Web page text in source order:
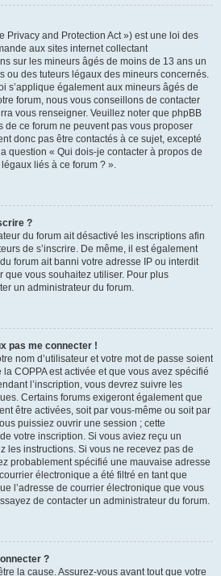
Privacy and Protection Act ») est une loi des
aux sites internet collectant
sur les mineurs âgés de moins de 13 ans un
ou des tuteurs légaux des mineurs concernés.
s’applique également aux mineurs âgés de
forum, nous vous conseillons de contacter
vous renseigner. Veuillez noter que phpBB
de ce forum ne peuvent pas vous proposer
donc pas être contactés à ce sujet, excepté
question « Qui dois-je contacter à propos de
liés à ce forum ? ».
?
du forum ait désactivé les inscriptions afin
de s’inscrire. De même, il est également
forum ait banni votre adresse IP ou interdit
que vous souhaitez utiliser. Pour plus
un administrateur du forum.
pas me connecter !
nom d’utilisateur et votre mot de passe soient
COPPA est activée et que vous avez spécifié
l’inscription, vous devrez suivre les
Certains forums exigeront également que
être activées, soit par vous-même ou soit par
puissiez ouvrir une session ; cette
votre inscription. Si vous aviez reçu un
les instructions. Si vous ne recevez pas de
probablement spécifié une mauvaise adresse
électronique a été filtré en tant que
l’adresse de courrier électronique que vous
de contacter un administrateur du forum.
?
la cause. Assurez-vous avant tout que votre